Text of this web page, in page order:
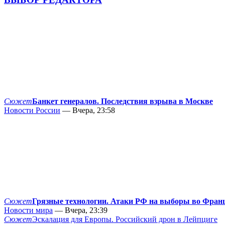
СюжетБанкет генералов. Последствия взрыва в Москве
Новости России — Вчера, 23:58
СюжетГрязные технологии. Атаки РФ на выборы во
Новости мира — Вчера, 23:39
СюжетЭскалация для Европы. Российский дрон в Лейпциге